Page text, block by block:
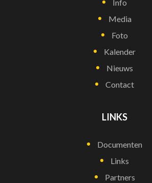
Info
Media
Foto
Kalender
Nieuws
Contact
LINKS
Documenten
Links
Partners